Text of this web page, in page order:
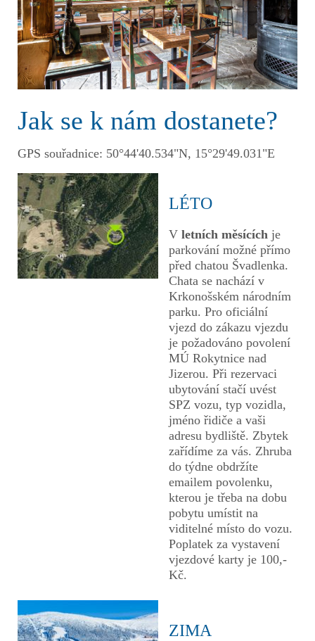
Jak se k nám dostanete?
GPS souřadnice: 50°44'40.534"N, 15°29'49.031"E
LÉTO
V letních měsících je
parkování možné přímo
před chatou Švadlenka.
Chata se nachází v
Krkonošském národním
parku. Pro oficiální
vjezd do zákazu vjezdu
je požadováno povolení
MÚ Rokytnice nad
Jizerou. Při rezervaci
ubytování stačí uvést
SPZ vozu, typ vozidla,
jméno řidiče a vaši
adresu bydliště. Zbytek
zařídíme za vás. Zhruba
do týdne obdržíte
emailem povolenku,
kterou je třeba na dobu
pobytu umístit na
viditelné místo do vozu.
Poplatek za vystavení
vjezdové karty je 100,-
Kč.
ZIMA